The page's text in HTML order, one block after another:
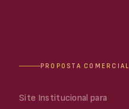
PROPOSTA COMERCIAL
Site Institucional para